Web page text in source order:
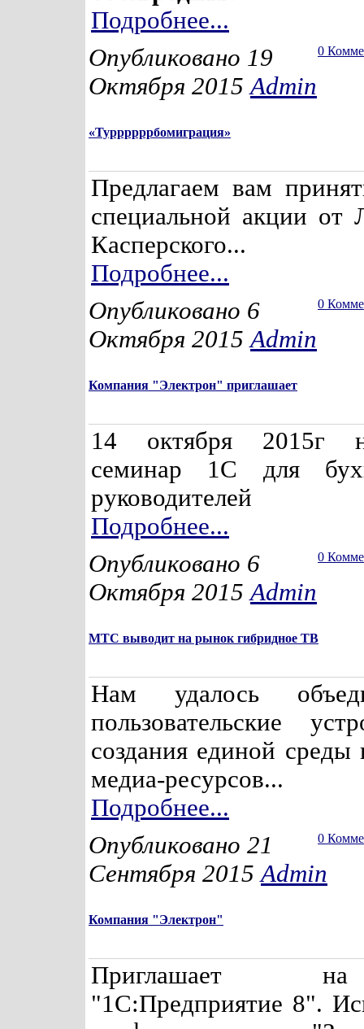
Подробнее...
0
Опубликовано 19
Октября 2015Admin
«Туррррррбомиграция»
Предлагаем вам
специальной акции от
Касперского...
Подробнее...
0
Опубликовано 6
Октября 2015Admin
Компания "Электрон" приглашает
14 октября 2015г
семинар 1С для
руководителей
Подробнее...
0
Опубликовано 6
Октября 2015Admin
МТС выводит на рынок гибридное ТВ
Нам удалось
пользовательские
создания единой среды
медиа-ресурсов...
Подробнее...
0
Опубликовано 21
Сентября 2015Admin
Компания "Электрон"
Приглашает
"1С:Предприятие 8".